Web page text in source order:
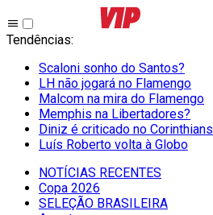
Tendências:
Scaloni sonho do Santos?
LH não jogará no Flamengo
Malcom na mira do Flamengo
Memphis na Libertadores?
Diniz é criticado no Corinthians
Luís Roberto volta à Globo
NOTÍCIAS RECENTES
Copa 2026
SELEÇÃO BRASILEIRA